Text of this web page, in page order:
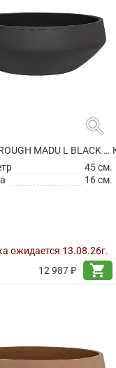
search
КАШПО ROUGH MADU L BLACK WASHED
45 см.
16 см.
ожидается 13.08.26г.
12 987 ₽
shopping_cart